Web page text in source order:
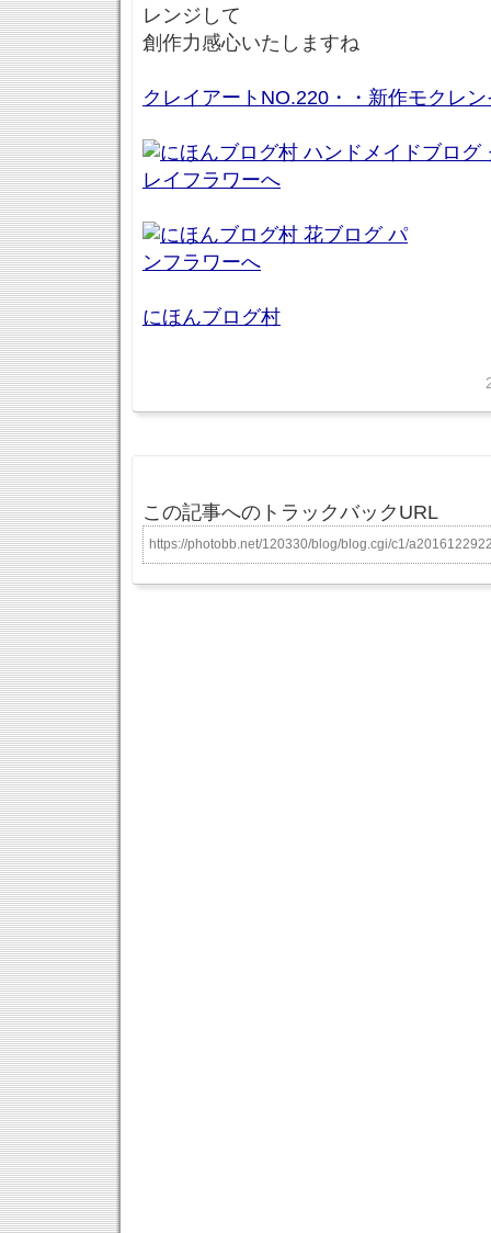
レンジして
創作力感心いたしますね
クレイアートNO.220・・新作モクレ
にほんブログ村
この記事へのトラックバックURL
https://photobb.net/120330/blog/blog.cgi/c1/